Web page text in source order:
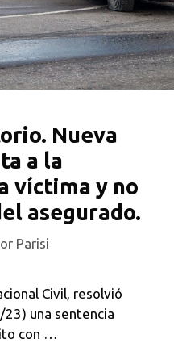
Nueva
a la
víctima y no
asegurado.
Parisi
Civil, resolvió
una sentencia
con …